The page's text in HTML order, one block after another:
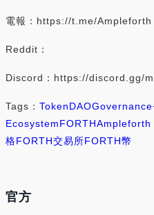
電報：https://t.me/Ampleforth
Reddit：
Discord：https://discord.gg/
Tags： TokenDAOGovernance
EcosystemFORTHAmpleforth
格FORTH交易所FORTH幣
官方